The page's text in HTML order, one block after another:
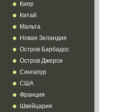
Кипр
Китай
Мальта
Новая Зеландия
Остров Барбадос
Остров Джерси
Сингапур
США
Франция
Швейцария